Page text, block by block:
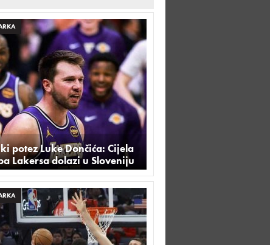
potez Luke Dončića: Cijela
Lakersa dolazi u Sloveniju